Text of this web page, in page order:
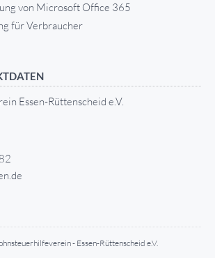
von Microsoft Office 365
für Verbraucher
Essen-Rüttenscheid e.V.
- Essen-Rüttenscheid e.V.